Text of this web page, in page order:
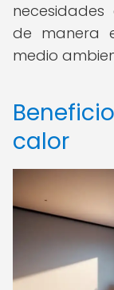
de manera
medio
calor